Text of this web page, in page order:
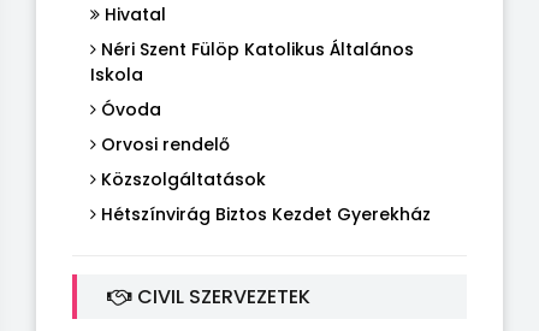
Hivatal
Néri Szent Fülöp Katolikus Általános
Iskola
Óvoda
Orvosi rendelő
Közszolgáltatások
Hétszínvirág Biztos Kezdet Gyerekház
CIVIL SZERVEZETEK